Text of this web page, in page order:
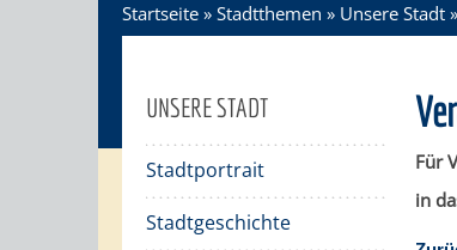
Startseite » Stadtthemen » Unsere Stadt »
UNSERE STADT
Stadtportrait
Stadtgeschichte
Für
in